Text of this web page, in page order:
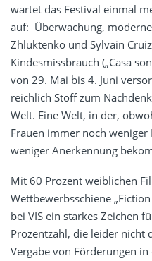
wartet das Festival einmal
auf: Überwachung,
Zhluktenko und Sylvain
Kindesmissbrauch („Casa
von 29. Mai bis 4. Juni
reichlich Stoff zum
Welt. Eine Welt, in der,
Frauen immer noch weniger
weniger Anerkennung
Mit 60 Prozent weiblichen
Wettbewerbsschiene
bei VIS ein starkes Zeichen
Prozentzahl, die leider nicht
Vergabe von Förderungen